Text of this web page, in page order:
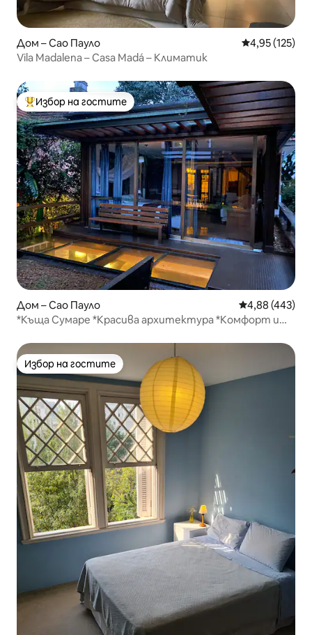
Дом – Сао Пауло Средна
4,95 (125)
Vila Madalena – Casa Madá – Климатик
Най-популярен избор на гостите
Избор на гостите
Дом – Сао Пауло Средна
4,88 (443)
*Къща Сумаре *Красива архитектура *Комфорт и
Избор на гостите
Избор на гостите